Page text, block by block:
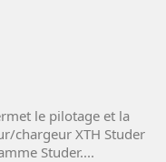
le pilotage et la
chargeur XTH Studer
Studer....